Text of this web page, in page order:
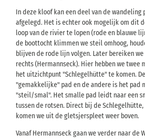
In deze kloof kan een deel van de wandeling
afgelegd. Het is echter ook mogelijk om dit
loop van de rivier te lopen (rode en blauwe
de boottocht klimmen we steil omhoog,
blijven de rode lijn volgen. Later bereiken
rechts (Hermannseck). Hier hebben we twee
het uitzichtpunt "Schlegelhütte" te komen.
"gemakkelijke" pad en de andere is het pad
"steil/smal". Het smalle pad leidt naar een
tussen de rotsen. Direct bij de
komen we uit de gletsjerspleet weer boven.
Vanaf Hermannseck gaan we verder naar de